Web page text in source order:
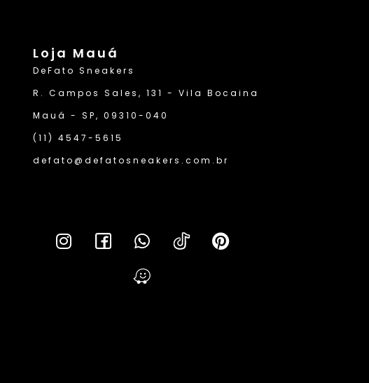
Loja Mauá
DeFato Sneakers
R. Campos Sales, 131 - Vila Bocaina
Mauá - SP, 09310-040
(11) 4547-5615
defato@defatosneakers.com.br